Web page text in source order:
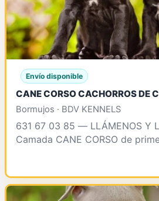
Envío disponible
CANE CORSO CACHORROS DE
Bormujos · BDV KENNELS
631 67 03 85 — LLÁMENOS Y
Camada CANE CORSO de